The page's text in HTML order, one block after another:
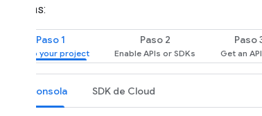
pestañas:
Paso 1 Paso 2 Paso
Consola SDK de Cloud